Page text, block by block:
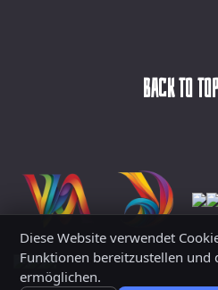
Back to
Diese Website verwendet
Funktionen bereitzustellen und
ermöglichen.